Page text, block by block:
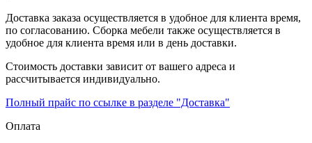
Доставка заказа осуществляется в удобное для клиента время,
по согласованию. Сборка мебели также осуществляется в
удобное для клиента время или в день доставки.
Стоимость доставки зависит от вашего адреса и
рассчитывается индивидуально.
Полный прайс по ссылке в разделе "Доставка"
Оплата